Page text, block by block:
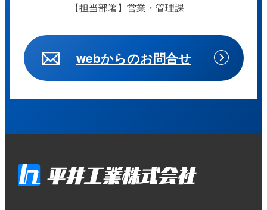
【担当部署】営業・管理課
webからのお問合せ